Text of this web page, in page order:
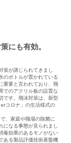
にも有効。
が講じられてきまし
のボトルが置かれている
重要と言われており、飛
でのアクリル板の設置な
です。飛沫対策は、新型
コロナ」の生活様式の
、家庭や職場の除菌に
なる事態が見られまし
毒効果のあるモノがない
ある製品評価技術基盤機